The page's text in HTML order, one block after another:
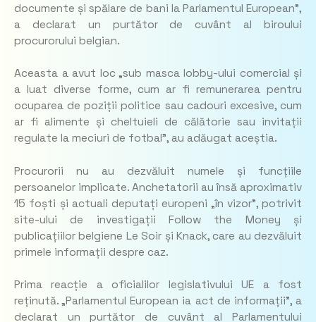
documente și spălare de bani la Parlamentul European”,
a declarat un purtător de cuvânt al biroului
procurorului belgian.
Aceasta a avut loc „sub masca lobby-ului comercial și
a luat diverse forme, cum ar fi remunerarea pentru
ocuparea de poziții politice sau cadouri excesive, cum
ar fi alimente și cheltuieli de călătorie sau invitații
regulate la meciuri de fotbal”, au adăugat aceștia.
Procurorii nu au dezvăluit numele și funcțiile
persoanelor implicate. Anchetatorii au însă aproximativ
15 foști și actuali deputați europeni „în vizor”, potrivit
site-ului de investigații Follow the Money și
publicațiilor belgiene Le Soir și Knack, care au dezvăluit
primele informații despre caz.
Prima reacție a oficialilor legislativului UE a fost
reținută. „Parlamentul European ia act de informații”, a
declarat un purtător de cuvânt al Parlamentului